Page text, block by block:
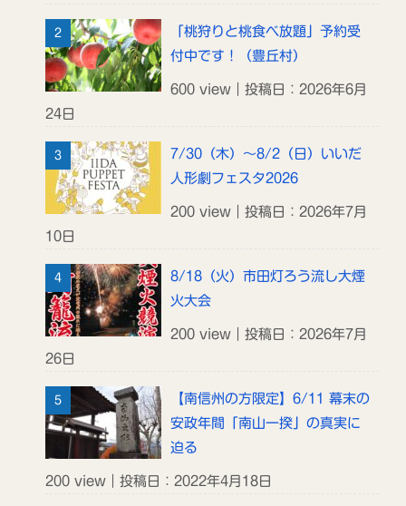
「桃狩りと桃食べ放題」予約受
付中です！（豊丘村）
600 view｜投稿日：2026年6月
24日
7/30（木）～8/2（日）いいだ
人形劇フェスタ2026
200 view｜投稿日：2026年7月
10日
8/18（火）市田灯ろう流し大煙
火大会
200 view｜投稿日：2026年7月
26日
【南信州の方限定】6/11 幕末の
安政年間「南山一揆」の真実に
迫る
200 view｜投稿日：2022年4月18日